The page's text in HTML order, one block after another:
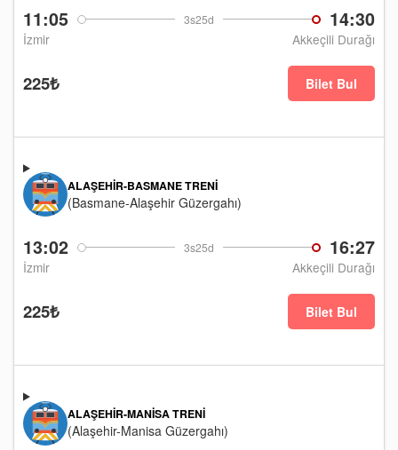
11:05 3s25d 14:30
İzmir Akkeçili Durağı
225₺ Bilet Bul
13:02 3s25d 16:27
İzmir Akkeçili Durağı
ALAŞEHIR-BASMANE TRENI
(Basmane-Alaşehir Güzergahı)
225₺ Bilet Bul
ALAŞEHIR-MANISA TRENI
(Alaşehir-Manisa Güzergahı)